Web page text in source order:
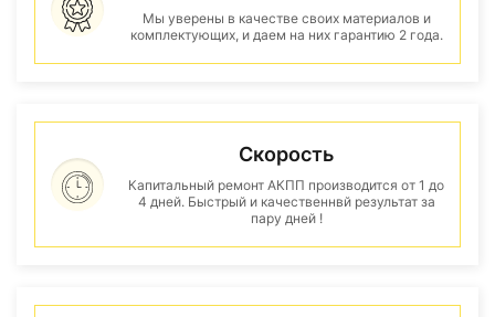
Мы уверены в качестве своих материалов и
комплектующих, и даем на них гарантию 2 года.
Скорость
Капитальный ремонт АКПП производится от 1 до
4 дней. Быстрый и качественнвй результат за
пару дней !